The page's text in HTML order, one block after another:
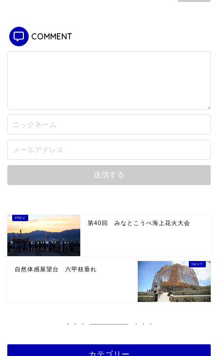
COMMENT
第40回 みなとこうべ海上花火大会
自然体感展望台 六甲枝垂れ